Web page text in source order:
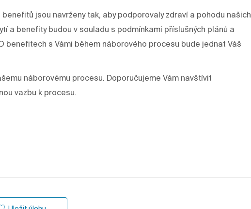
jsou navrženy tak, aby podporovaly zdraví a pohodu našich
a benefity budou v souladu s podmínkami příslušných plánů a
benefitech s Vámi během náborového procesu bude jednat Váš
náborovému procesu. Doporučujeme Vám navštívit
vazbu k procesu.